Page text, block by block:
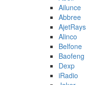
Ailunce
Abbree
AjetRays
Alinco
Belfone
Baofeng
Dexp
iRadio